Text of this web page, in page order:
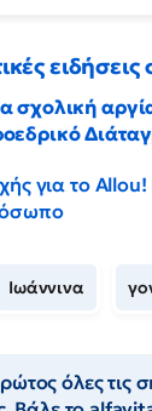
σχολική
για το
Ιωάννινα
όλες τις